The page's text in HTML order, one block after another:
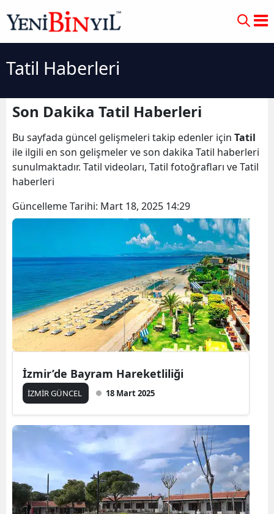
Tatil Haberleri
Son Dakika Tatil Haberleri
Bu sayfada güncel gelişmeleri takip edenler için Tatil
ile ilgili en son gelişmeler ve son dakika Tatil haberleri
sunulmaktadır. Tatil videoları, Tatil fotoğrafları ve Tatil
haberleri
Güncelleme Tarihi: Mart 18, 2025 14:29
İzmir’de Bayram Hareketliliği
İZMİR GÜNCEL 18 Mart 2025